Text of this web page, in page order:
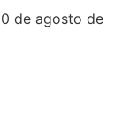
de agosto de